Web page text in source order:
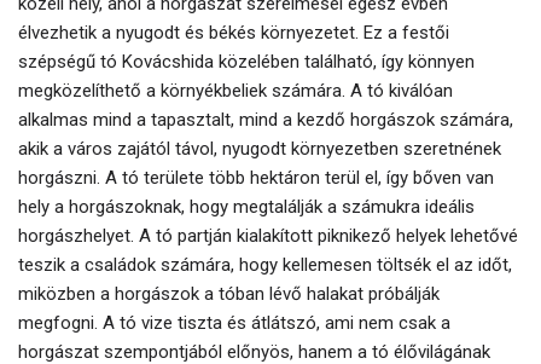
élvezhetik a nyugodt és békés környezetet. Ez a festői
szépségű tó Kovácshida közelében található, így könnyen
megközelíthető a környékbeliek számára. A tó kiválóan
alkalmas mind a tapasztalt, mind a kezdő horgászok számára,
akik a város zajától távol, nyugodt környezetben szeretnének
horgászni. A tó területe több hektáron terül el, így bőven van
hely a horgászoknak, hogy megtalálják a számukra ideális
horgászhelyet. A tó partján kialakított piknikező helyek lehetővé
teszik a családok számára, hogy kellemesen töltsék el az időt,
miközben a horgászok a tóban lévő halakat próbálják
megfogni. A tó vize tiszta és átlátszó, ami nem csak a
horgászat szempontjából előnyös, hanem a tó élővilágának